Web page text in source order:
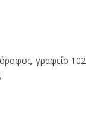
γραφείο 102